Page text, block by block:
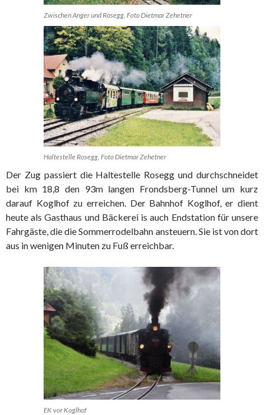
Zwischen Anger und Rosegg, Foto Dietmar Zehetner
Haltestelle Rosegg, Foto Dietmar Zehetner
Der Zug passiert die Haltestelle Rosegg und durchschneidet
bei km 18,8 den 93m langen Frondsberg-Tunnel um kurz
darauf Koglhof zu erreichen. Der Bahnhof Koglhof, er dient
heute als Gasthaus und Bäckerei is auch Endstation für unsere
Fahrgäste, die die Sommerrodelbahn ansteuern. Sie ist von dort
aus in wenigen Minuten zu Fuß erreichbar.
EK vor Koglhof